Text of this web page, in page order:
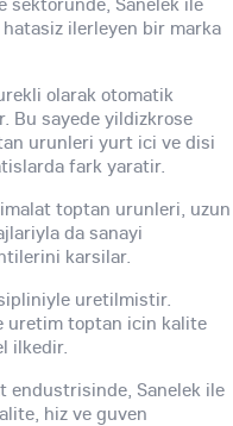
ilerleyen bir marka
olarak otomatik
Bu sayede yildizkrose
urunleri yurt ici ve disi
fark yaratir.
toptan urunleri, uzun
da sanayi
karsilar.
uretilmistir.
uretim toptan icin kalite
ilkedir.
endustrisinde, Sanelek ile
hiz ve guven